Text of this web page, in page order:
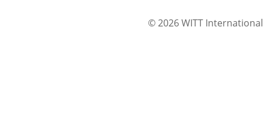
© 2026 WITT International